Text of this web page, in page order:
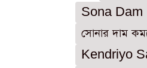
Sona Dam
সোনার দাম
Kendriyo